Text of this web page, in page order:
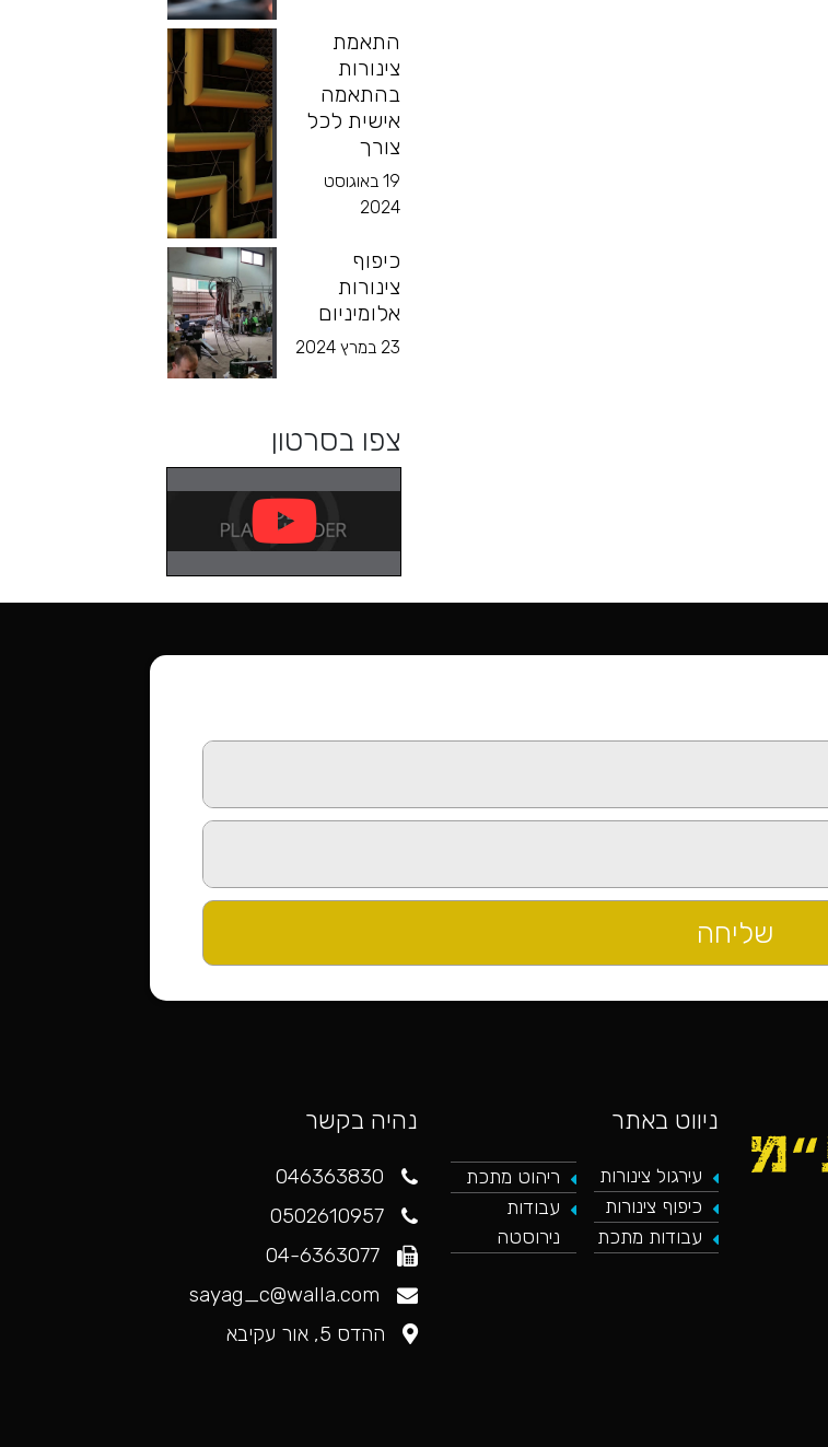
התאמת
צינורות
בהתאמה
אישית לכל
צורך
19 באוגוסט
2024
כיפוף
צינורות
אלומיניום
23 במרץ 2024
צפו בסרטון
כאן מופיע חלון פייסבוק, למעבר לפייסבוק לחץ כאן
ניווט באתר
עירגול צינורות
כיפוף צינורות
עבודות מתכת
ריהוט מתכת
עבודות
נירוסטה
נהיה בקשר
046363830
0502610957
04-6363077
sayag_c@walla.com
ההדס 5, אור עקיבא